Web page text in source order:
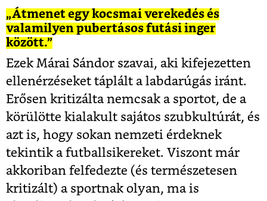
„Átmenet egy kocsmai verekedés és
valamilyen pubertásos futási inger
között.”
Ezek Márai Sándor szavai, aki kifejezetten
ellenérzéseket táplált a labdarúgás iránt.
Erősen kritizálta nemcsak a sportot, de a
körülötte kialakult sajátos szubkultúrát, és
azt is, hogy sokan nemzeti érdeknek
tekintik a futballsikereket. Viszont már
akkoriban felfedezte (és természetesen
kritizált) a sportnak olyan, ma is